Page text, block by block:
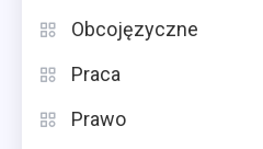
Obcojęzyczne
Praca
Prawo